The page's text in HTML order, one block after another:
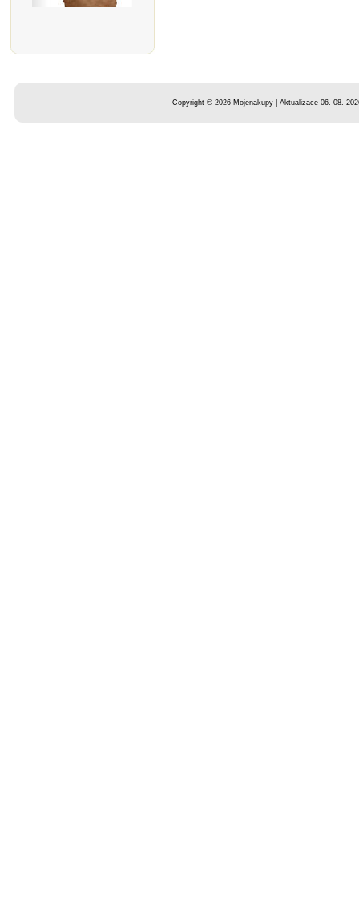
Copyright © 2026 Mojenakupy | Aktualizace 06. 08.